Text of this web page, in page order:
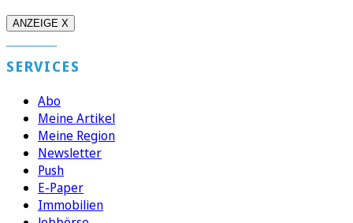
ANZEIGE X
SERVICES
Abo
Meine Artikel
Meine Region
Newsletter
Push
E-Paper
Immobilien